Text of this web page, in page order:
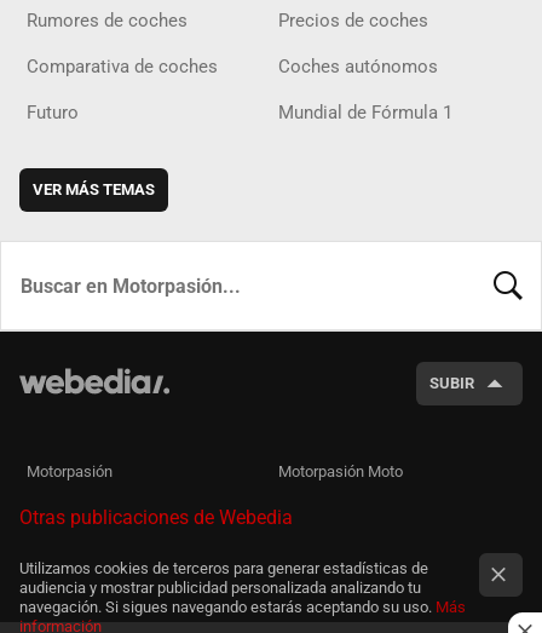
Rumores de coches Precios de coches
Comparativa de coches Coches autónomos
Futuro Mundial de Fórmula 1
VER MÁS TEMAS
SUBIR
Motorpasión Motorpasión Moto
Otras publicaciones de Webedia
Utilizamos cookies de terceros para generar estadísticas de
audiencia y mostrar publicidad personalizada analizando tu
navegación. Si sigues navegando estarás aceptando su uso. Más
información